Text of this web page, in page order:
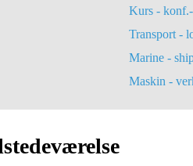
Kurs -
Transport -
Marine -
Maskin -